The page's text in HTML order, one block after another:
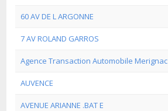
60 AV DE L ARGONNE
7 AV ROLAND GARROS
Agence Transaction Automobile Merignac
AUVENCE
AVENUE ARIANNE .BAT E